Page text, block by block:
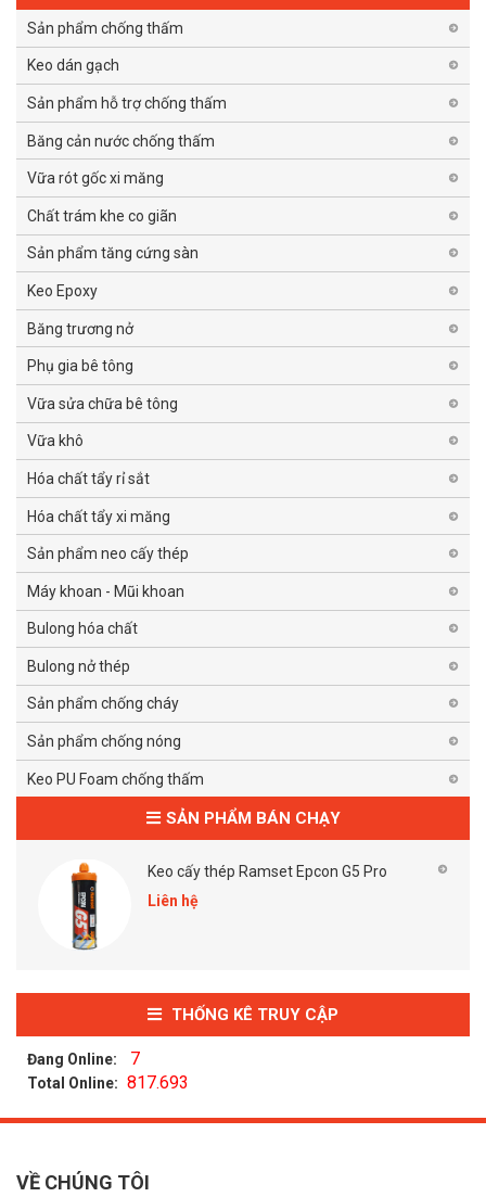
Sản phẩm chống thấm
Keo dán gạch
Sản phẩm hỗ trợ chống thấm
Băng cản nước chống thấm
Vữa rót gốc xi măng
Chất trám khe co giãn
Sản phẩm tăng cứng sàn
Keo Epoxy
Băng trương nở
Phụ gia bê tông
Vữa sửa chữa bê tông
Vữa khô
Hóa chất tẩy rỉ sắt
Hóa chất tẩy xi măng
Sản phẩm neo cấy thép
Máy khoan - Mũi khoan
Bulong hóa chất
Bulong nở thép
Sản phẩm chống cháy
Sản phẩm chống nóng
Keo PU Foam chống thấm
SẢN PHẨM BÁN CHẠY
Keo cấy thép Ramset Epcon G5 Pro
Liên hệ
THỐNG KÊ TRUY CẬP
Đang Online: 7
Total Online: 817.693
VỀ CHÚNG TÔI